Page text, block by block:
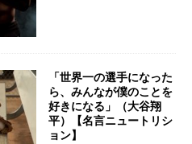
「世界一の選手になった
ら、みんなが僕のことを
好きになる」（大谷翔
平）【名言ニュートリシ
ョン】